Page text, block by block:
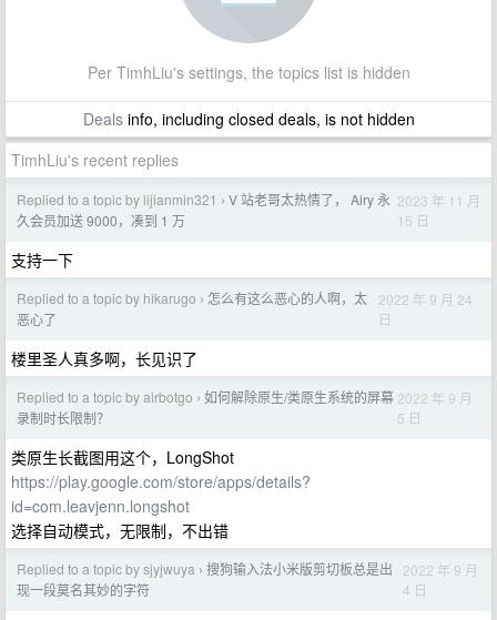
Per TimhLiu's settings, the topics list is hidden
Dealsinfo, including closed deals, is not hidden
TimhLiu's recent replies
Replied to a topic by lijianmin321 › V 站老哥太热情了， Airy 永
久会员加送 9000，凑到 1 万
2023 年 11 月
15 日
支持一下
Replied to a topic by hikarugo › 怎么有这么恶心的人啊，太
恶心了
2022 年 9 月 24
日
楼里圣人真多啊，长见识了
Replied to a topic by airbotgo › 如何解除原生/类原生系统的屏幕
录制时长限制？
2022 年 9 月
5 日
类原生长截图用这个，LongShot
https://play.google.com/store/apps/details?
id=com.leavjenn.longshot
选择自动模式，无限制，不出错
Replied to a topic by sjyjwuya › 搜狗输入法小米版剪切板总是出
现一段莫名其妙的字符
2022 年 9 月
4 日